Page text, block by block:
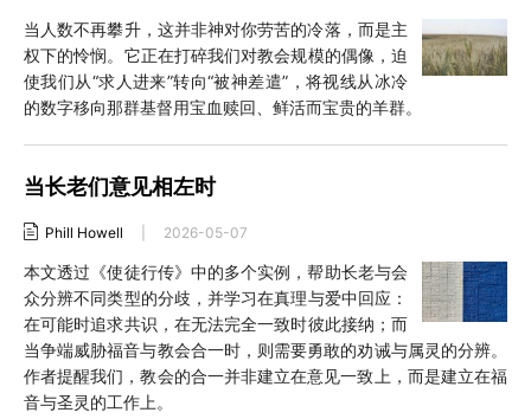
阿尔巴尼亚语
塞尔维亚语 柬埔寨语
当人数不再攀升，这并非神对你劳苦的冷落，而是主
权下的怜悯。它正在打碎我们对教会规模的偶像，迫
使我们从“求人进来”转向“被神差遣”，将视线从冰冷
的数字移向那群基督用宝血赎回、鲜活而宝贵的羊群。
当长老们意见相左时
Phill Howell 2026-05-07
本文透过《使徒行传》中的多个实例，帮助长老与会
众分辨不同类型的分歧，并学习在真理与爱中回应：
在可能时追求共识，在无法完全一致时彼此接纳；而
当争端威胁福音与教会合一时，则需要勇敢的劝诫与属灵的分辨。
作者提醒我们，教会的合一并非建立在意见一致上，而是建立在福
音与圣灵的工作上。